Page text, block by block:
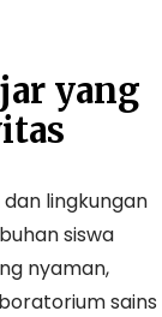
yang
lingkungan
siswa
nyaman,
sains